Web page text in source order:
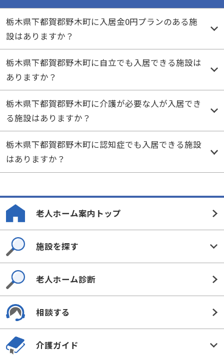
栃木県下都賀郡野木町に入居金0円プランのある施
設はありますか？
栃木県下都賀郡野木町に自立でも入居できる施設は
ありますか？
栃木県下都賀郡野木町に介護が必要な人が入居でき
る施設はありますか？
栃木県下都賀郡野木町に認知症でも入居できる施設
はありますか？
老人ホーム案内トップ
施設を探す
老人ホーム診断
相談する
介護ガイド